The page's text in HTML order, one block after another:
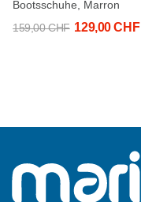
Bootsschuhe, Marron
159,00 CHF 129,00 CHF